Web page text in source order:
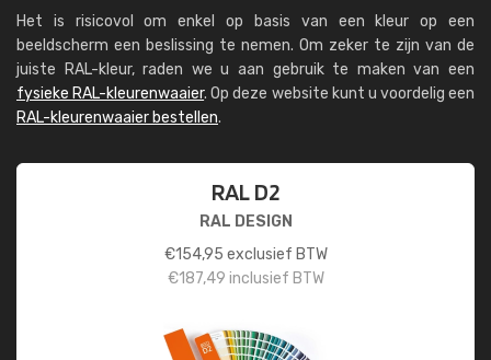
Het is risicovol om enkel op basis van een kleur op een
beeldscherm een beslissing te nemen. Om zeker te zijn van de
juiste RAL-kleur, raden we u aan gebruik te maken van een
fysieke RAL-kleurenwaaier. Op deze website kunt u voordelig een
RAL-kleurenwaaier bestellen.
RAL D2
RAL DESIGN
€154,95 exclusief BTW
€187,49 inclusief BTW